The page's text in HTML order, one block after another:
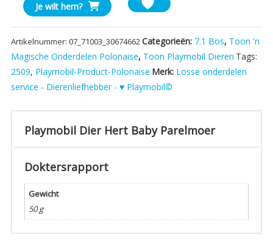
Dier
Hert
Baby
Parelmoer
aantal
Je wilt hem?
Artikelnummer: 07_71003_30674662Categorieën: 7.1 Bos, Toon 'n
Magische Onderdelen Polonaise, Toon Playmobil Dieren Tags:
2509, Playmobil-Product-Polonaise Merk: Losse onderdelen
service - Dierenliefhebber - ♥ Playmobil©
Playmobil Dier Hert Baby Parelmoer
Doktersrapport
Gewicht
50 g